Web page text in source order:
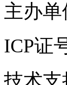
主办
ICP证
技术支